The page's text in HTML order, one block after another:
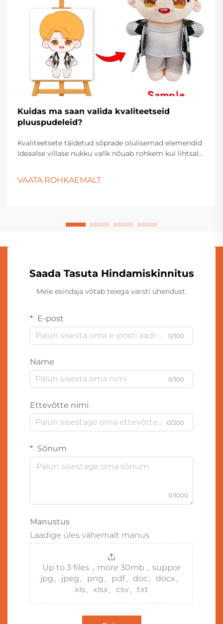
Kuidas ma saan valida kvaliteetseid
pluuspudeleid?
Kvaliteetsete täidetud sõprade olulisemad elemendid
Ideaalse villase nukku valik nõuab rohkem kui lihtsalt
kui ka täiskasvanud kogujate eksponeerimised...
VAATA ROHKAEMALT
Saada Tasuta Hindamiskinnitus
Meie esindaja võtab teiega varsti ühendust.
E-post
0/100
Name
0/100
Ettevõtte nimi
0/200
Sõnum
0/1000
Manustus
Laadige üles vähemalt manus
Up to 3 files，more 30mb，suppor
jpg、jpeg、png、pdf、doc、docx、
xls、xlsx、csv、txt